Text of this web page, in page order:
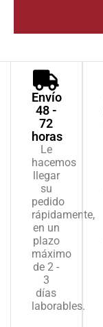
Envío
48 -
72
horas
Le
hacemos
llegar
su
pedido
rápidamente,
en un
plazo
máximo
de 2 -
3
días
laborables.